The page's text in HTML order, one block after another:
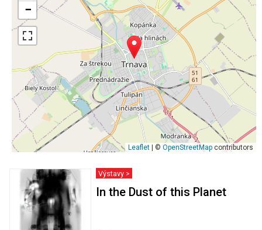
−
Leaflet | © OpenStreetMap contributors
Výstavy >
In the Dust of this Planet